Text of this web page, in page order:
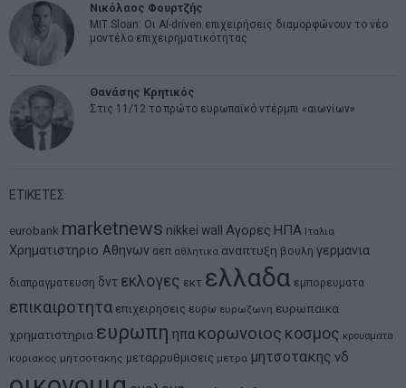
Νικόλαος Φουρτζής
MIT Sloan: Οι AI-driven επιχειρήσεις διαμορφώνουν το νέο
μοντέλο επιχειρηματικότητας
Θανάσης Κρητικός
Στις 11/12 το πρώτο ευρωπαϊκό ντέρμπι «αιωνίων»
ΕΤΙΚΕΤΕΣ
eurobank marketnews nikkei wall Αγορες ΗΠΑ Ιταλια
Χρηματιστηριο Αθηνων αεπ αθλητικα αναπτυξη βουλη γερμανια
διαπραγματευση δντ εκλογες εκτ ελλαδα εμπορευματα
επικαιροτητα επιχειρησεις ευρω ευρωζωνη ευρωπαικα
χρηματιστηρια ευρωπη ηπα κορωνοιος κοσμος κρουσματα
κυριακος μητσοτακης μεταρρυθμισεις μετρα μητσοτακης νδ